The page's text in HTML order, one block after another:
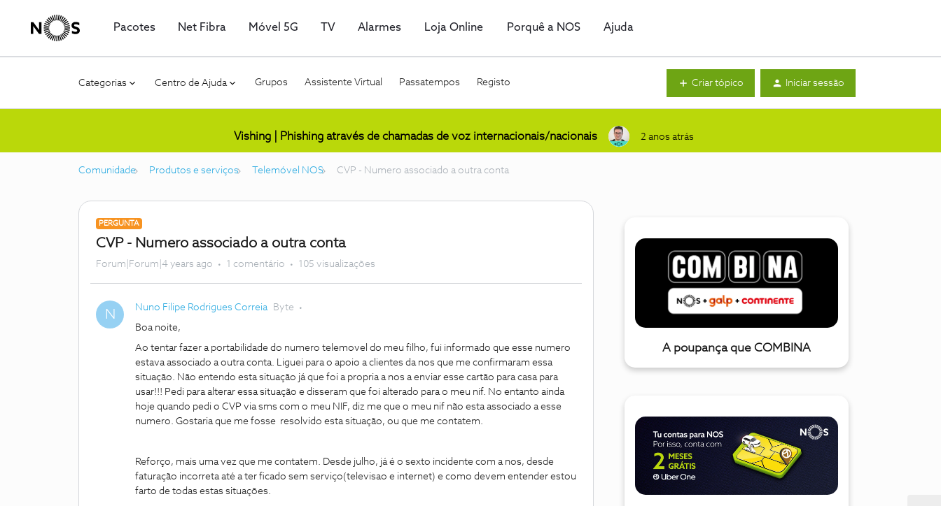
Pacotes Net Fibra Móvel 5G TV Alarmes Loja Online Porquê a NOS Ajuda
Categorias Centro de Ajuda Grupos Assistente Virtual Passatempos Registo Criar tópico Iniciar sessão
Vishing | Phishing através de chamadas de voz internacionais/nacionais 2 anos atrás
Comunidade Produtos e serviços Telemóvel NOS CVP - Numero associado a outra conta
PERGUNTA
CVP - Numero associado a outra conta
Forum|Forum|4 years ago 1 comentário 105 visualizações
N Nuno Filipe Rodrigues Correia Byte
Boa noite,
Ao tentar fazer a portabilidade do numero telemovel do meu filho, fui informado que esse numero
estava associado a outra conta. Liguei para o apoio a clientes da nos que me confirmaram essa
situação. Não entendo esta situação já que foi a propria a nos a enviar esse cartão para casa para
usar!!! Pedi para alterar essa situação e disseram que foi alterado para o meu nif. No entanto ainda
hoje quando pedi o CVP via sms com o meu NIF, diz me que o meu nif não esta associado a esse
numero. Gostaria que me fosse resolvido esta situação, ou que me contatem.
Reforço, mais uma vez que me contatem. Desde julho, já é o sexto incidente com a nos, desde
faturação incorreta até a ter ficado sem serviço(televisao e internet) e como devem entender estou
farto de todas estas situações.
A poupança que COMBINA